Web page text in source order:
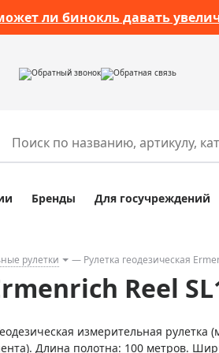
ли бинокль давать
Обратный звонок Обратная связь
труб
Разное
Компасы
Наборы
Глобусы
Бренды Для госучреждений
рулетки Рулетка геодезическая
Reel
измерительная рулетка
Длина полотна: 100 метров.